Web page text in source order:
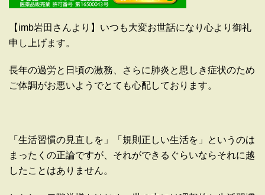
【imb岩田さんより】いつも大変お世話になり心より御礼
申し上げます。
長年の過労と日頃の激務、さらに肺炎と思しき症状のため
ご体調がお悪いようでとても心配しております。
「生活習慣の見直しを」「規則正しい生活を」というのは
まったくの正論ですが、それができるぐらいならそれに越
したことはありません。